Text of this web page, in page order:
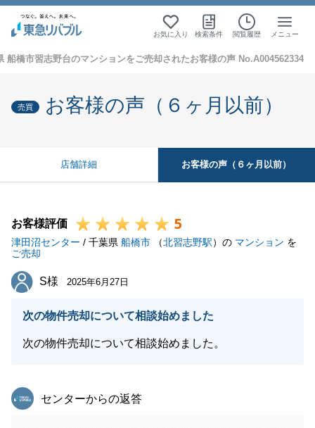
お気に入り 検索条件 閲覧履歴 メニュー
船橋市習志野台のマンションをご売却されたお客様の声 No.A004562334
売買 お客様の声（６ヶ月以前）
店舗詳細 お客様の声（６ヶ月以前）
お客様評価 5
津田沼センター / 千葉県 船橋市 （北習志野駅）の マンション を
ご売却
S様
S様 2025年6月27日
次の物件売却について相談始めました
次の物件売却について相談始めました。
東急リバブル
センターからの返答